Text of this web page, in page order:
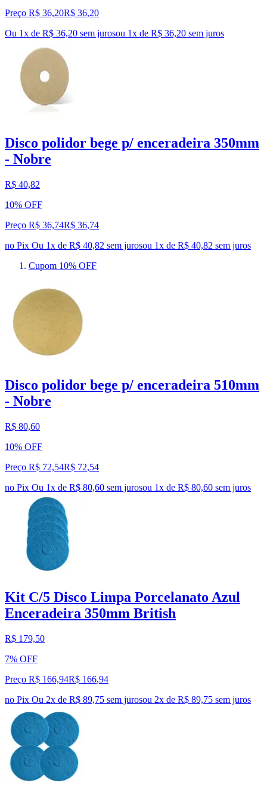
Preço R$ 36,20R$ 36,20
Ou 1x de R$ 36,20 sem jurosou 1x de R$ 36,20 sem juros
Disco polidor bege p/ enceradeira 350mm
- Nobre
R$ 40,82
10% OFF
Preço R$ 36,74R$ 36,74
no Pix Ou 1x de R$ 40,82 sem jurosou 1x de R$ 40,82 sem juros
Cupom 10% OFF
Disco polidor bege p/ enceradeira 510mm
- Nobre
R$ 80,60
10% OFF
Preço R$ 72,54R$ 72,54
no Pix Ou 1x de R$ 80,60 sem jurosou 1x de R$ 80,60 sem juros
Kit C/5 Disco Limpa Porcelanato Azul
Enceradeira 350mm British
R$ 179,50
7% OFF
Preço R$ 166,94R$ 166,94
no Pix Ou 2x de R$ 89,75 sem jurosou 2x de R$ 89,75 sem juros